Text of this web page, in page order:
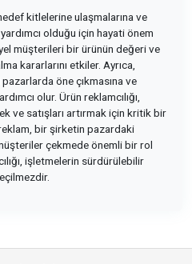
kitlelerine ulaşmalarına ve
olduğu için hayati önem
müşterileri bir ürünün değeri ve
kararlarını etkiler. Ayrıca,
öne çıkmasına ve
olur. Ürün reklamcılığı,
ve satışları artırmak için kritik bir
bir şirketin pazardaki
çekmede önemli bir rol
işletmelerin sürdürülebilir